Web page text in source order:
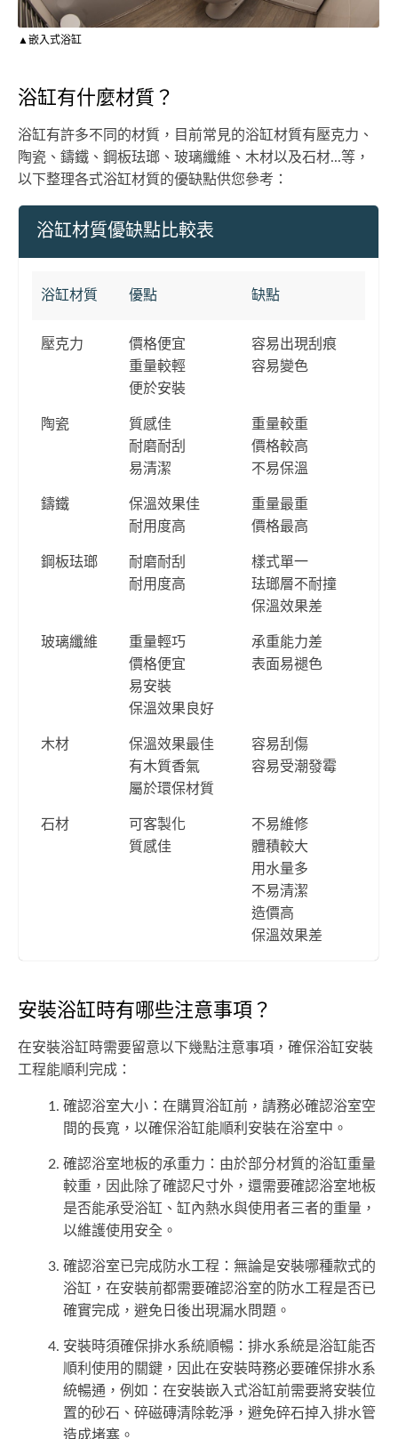
▲嵌入式浴缸
浴缸有什麼材質？
浴缸有許多不同的材質，目前常見的浴缸材質有壓克力、
陶瓷、鑄鐵、鋼板珐瑯、玻璃纖維、木材以及石材...等，
以下整理各式浴缸材質的優缺點供您參考：
浴缸材質優缺點比較表
浴缸材質 優點 缺點
壓克力
價格便宜
重量較輕
便於安裝
容易出現刮痕
容易變色
陶瓷
質感佳
耐磨耐刮
易清潔
重量較重
價格較高
不易保溫
鑄鐵
保溫效果佳
耐用度高
重量最重
價格最高
鋼板珐瑯
耐磨耐刮
耐用度高
樣式單一
珐瑯層不耐撞
保溫效果差
玻璃纖維
重量輕巧
價格便宜
易安裝
保溫效果良好
承重能力差
表面易褪色
木材
保溫效果最佳
有木質香氣
屬於環保材質
容易刮傷
容易受潮發霉
石材
可客製化
質感佳
不易維修
體積較大
用水量多
不易清潔
造價高
保溫效果差
安裝浴缸時有哪些注意事項？
在安裝浴缸時需要留意以下幾點注意事項，確保浴缸安裝
工程能順利完成：
確認浴室大小：在購買浴缸前，請務必確認浴室空
間的長寬，以確保浴缸能順利安裝在浴室中。
確認浴室地板的承重力：由於部分材質的浴缸重量
較重，因此除了確認尺寸外，還需要確認浴室地板
是否能承受浴缸、缸內熱水與使用者三者的重量，
以維護使用安全。
確認浴室已完成防水工程：無論是安裝哪種款式的
浴缸，在安裝前都需要確認浴室的防水工程是否已
確實完成，避免日後出現漏水問題。
安裝時須確保排水系統順暢：排水系統是浴缸能否
順利使用的關鍵，因此在安裝時務必要確保排水系
統暢通，例如：在安裝嵌入式浴缸前需要將安裝位
置的砂石、碎磁磚清除乾淨，避免碎石掉入排水管
造成堵塞。